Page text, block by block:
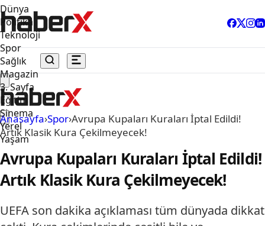
Dünya
Politika
Teknoloji
Spor
Sağlık
Magazin
3. Sayfa
Eğitim
Sinema
Yerel
Yaşam
Anasayfa›Spor›Avrupa Kupaları Kuraları İptal Edildi!
Artık Klasik Kura Çekilmeyecek!
Avrupa Kupaları Kuraları İptal Edildi!
Artık Klasik Kura Çekilmeyecek!
UEFA son dakika açıklaması tüm dünyada dikkat